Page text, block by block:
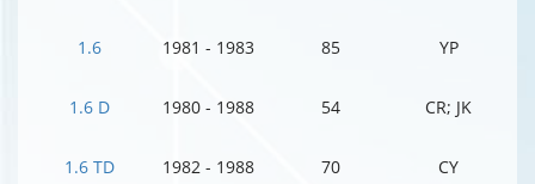
1.6 1981 - 1983 85 YP
1.6 D 1980 - 1988 54 CR; JK
1.6 TD 1982 - 1988 70 CY